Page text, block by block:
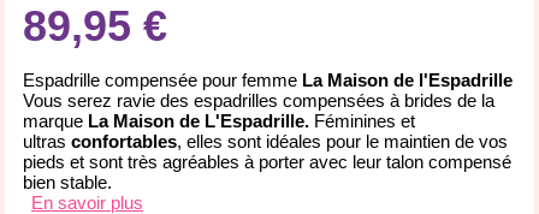
89,95 €
Espadrille compensée pour femme La Maison de l'Espadrille
Vous serez ravie des espadrilles compensées à brides de la
marque La Maison de L'Espadrille. Féminines et
ultras confortables, elles sont idéales pour le maintien de vos
pieds et sont très agréables à porter avec leur talon compensé
bien stable.
En savoir plus